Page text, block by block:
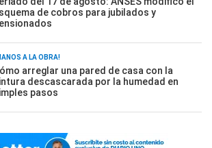
de cobros para jubilados y
A LA OBRA!
arreglar una pared de casa con la
descascarada por la humedad en
pasos